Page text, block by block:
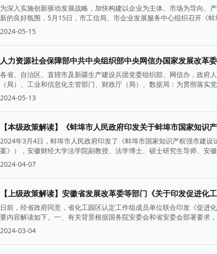
为深入实施创新驱动发展战略，加快构建以企业为主体、市场为导向、
新的良好氛围，5月15日，市工信局、市企业发展服务中心组织召开《
2024-05-15
各省、自治区、直辖市及新疆生产建设兵团党委组织部、网信办，政府
（局）、工业和信息化主管部门、财政厅（局）、数据局：为贯彻落
2024-05-13
2024年3月4日，蚌埠市人民政府印发了《蚌埠市国家知识产权强市建
案》），安徽财经大学法学院副教授、法学博士、硕士研究生导师、安
2024-04-07
【上级政策解读】安徽省发展改革委等部门《关于印发促进化
日前，经省政府同意，省化工园区认定工作组成员单位联合印发《促
要内容解读如下。一、有关背景根据国务院安委会和省安委会部署要求
2024-03-04